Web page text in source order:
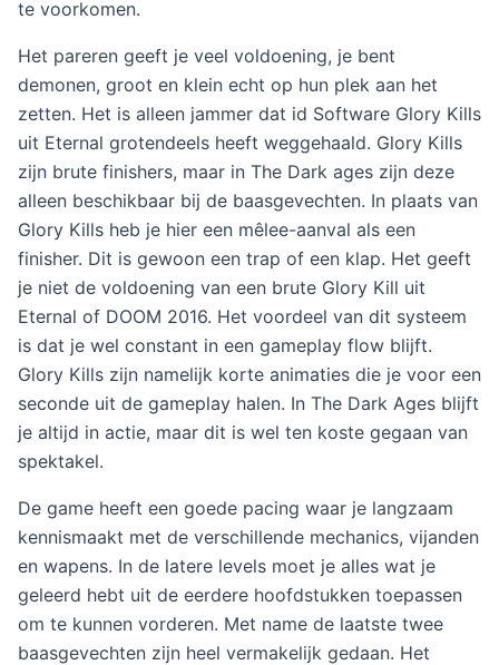
te voorkomen.
Het pareren geeft je veel voldoening, je bent
demonen, groot en klein echt op hun plek aan het
zetten. Het is alleen jammer dat id Software Glory Kills
uit Eternal grotendeels heeft weggehaald. Glory Kills
zijn brute finishers, maar in The Dark ages zijn deze
alleen beschikbaar bij de baasgevechten. In plaats van
Glory Kills heb je hier een mêlee-aanval als een
finisher. Dit is gewoon een trap of een klap. Het geeft
je niet de voldoening van een brute Glory Kill uit
Eternal of DOOM 2016. Het voordeel van dit systeem
is dat je wel constant in een gameplay flow blijft.
Glory Kills zijn namelijk korte animaties die je voor een
seconde uit de gameplay halen. In The Dark Ages blijft
je altijd in actie, maar dit is wel ten koste gegaan van
spektakel.
De game heeft een goede pacing waar je langzaam
kennismaakt met de verschillende mechanics, vijanden
en wapens. In de latere levels moet je alles wat je
geleerd hebt uit de eerdere hoofdstukken toepassen
om te kunnen vorderen. Met name de laatste twee
baasgevechten zijn heel vermakelijk gedaan. Het